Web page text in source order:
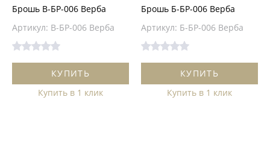
Брошь В-БР-006 Верба
Артикул: В-БР-006 Верба
КУПИТЬ
Купить в 1 клик
Брошь Б-БР-006 Верба
Артикул: Б-БР-006 Верба
КУПИТЬ
Купить в 1 клик